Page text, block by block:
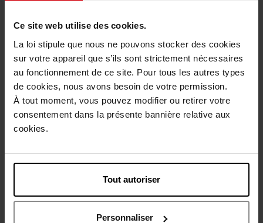
Ce site web utilise des cookies.
La loi stipule que nous ne pouvons stocker des cookies
sur votre appareil que s’ils sont strictement nécessaires
au fonctionnement de ce site. Pour tous les autres types
de cookies, nous avons besoin de votre permission.
À tout moment, vous pouvez modifier ou retirer votre
consentement dans la présente bannière relative aux
cookies.
Tout autoriser
Personnaliser
Beschrijving
Karakteristieken
Review
Nog iets vergeten ?